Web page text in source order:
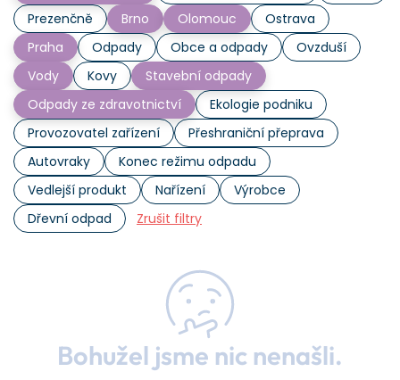
Prezenčně
Brno Olomouc
Ostrava
Praha
Odpady Obce a odpady
Ovzduší
Vody
Kovy
Stavební odpady
Odpady ze zdravotnictví
Ekologie podniku
Provozovatel zařízení
Přeshraniční přeprava
Autovraky
Konec režimu odpadu
Vedlejší produkt
Nařízení
Výrobce
Dřevní odpad
Zrušit filtry
Bohužel jsme nic nenašli.